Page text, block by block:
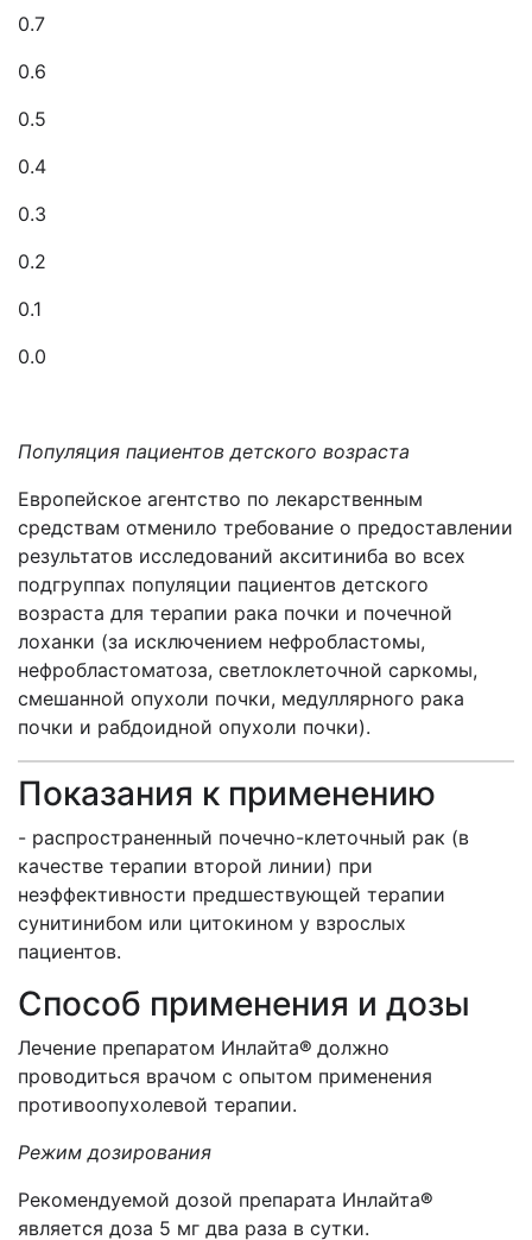
0.7
0.6
0.5
0.4
0.3
0.2
0.1
0.0
Популяция пациентов детского возраста
Европейское агентство по лекарственным
средствам отменило требование о предоставлении
результатов исследований акситиниба во всех
подгруппах популяции пациентов детского
возраста для терапии рака почки и почечной
лоханки (за исключением нефробластомы,
нефробластоматоза, светлоклеточной саркомы,
смешанной опухоли почки, медуллярного рака
почки и рабдоидной опухоли почки).
Показания к применению
- распространенный почечно-клеточный рак (в
качестве терапии второй линии) при
неэффективности предшествующей терапии
сунитинибом или цитокином у взрослых
пациентов.
Способ применения и дозы
Лечение препаратом Инлайта® должно
проводиться врачом с опытом применения
противоопухолевой терапии.
Режим дозирования
Рекомендуемой дозой препарата Инлайта®
является доза 5 мг два раза в сутки.